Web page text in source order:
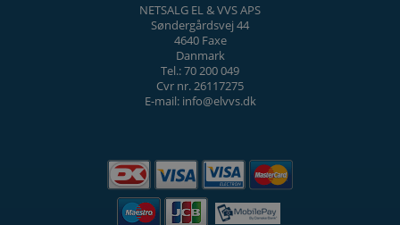
NETSALG EL & VVS APS
Søndergårdsvej 44
4640 Faxe
Danmark
Tel.: 70 200 049
Cvr nr. 26117275
E-mail: info@elvvs.dk